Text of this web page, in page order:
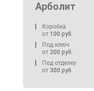
Арболит
Коробка
от 100 руб.
Под ключ
от 200 руб.
Под отделку
от 300 руб.